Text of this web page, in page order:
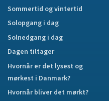
Sommertid og vintertid
Solopgang i dag
Solnedgang i dag
Dagen tiltager
Hvornår er det lysest og
mørkest i Danmark?
Hvornår bliver det mørkt?